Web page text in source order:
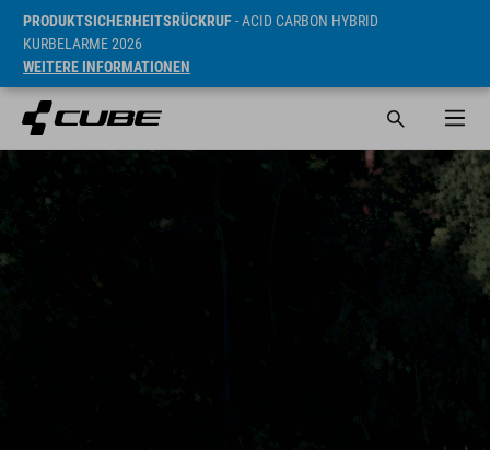
PRODUKTSICHERHEITSRÜCKRUF- ACID CARBON HYBRID
KURBELARME 2026
WEITERE INFORMATIONEN